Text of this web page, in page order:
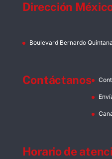
Dirección
Boulevard Bernardo
Contáctanos
Horario de